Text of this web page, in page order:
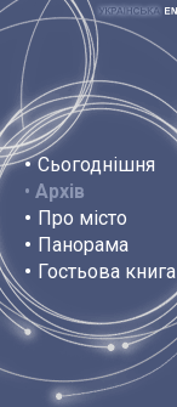
• Сьогоднішня
• Архів
• Про місто
• Панорама
• Гостьова книга